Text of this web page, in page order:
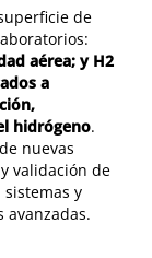
de
aérea; y H2
a
hidrógeno.
nuevas
validación de
y
avanzadas.